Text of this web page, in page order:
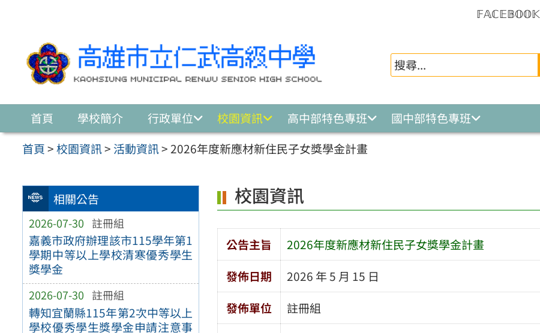
𝔽𝔸ℂ𝔼𝔹𝕆𝕆𝕂
首頁 學校簡介 行政單位 校園資訊 高中部特色專班
國中部特色專班
首頁>校園資訊> 活動資訊>2026年度新應材新住民子女獎學金計畫
相關公告
2026-07-30 註冊組
嘉義市政府辦理該市115學年第1
學期中等以上學校清寒優秀學生
獎學金
2026-07-30 註冊組
轉知宜蘭縣115年第2次中等以上
學校優秀學生獎學金申請注意事
校園資訊
公告主旨
2026年度新應材新住民子女獎學金計畫
發佈日期
2026 年 5 月 15 日
發佈單位
註冊組